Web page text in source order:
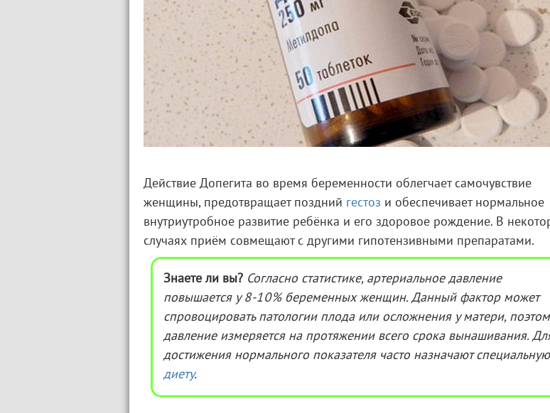
Действие Допегита во время беременности облегчает самочувствие
женщины, предотвращает поздний гестоз и обеспечивает нормальное
внутриутробное развитие ребёнка и его здоровое рождение. В
случаях приём совмещают с другими гипотензивными препаратами.
Знаете ли вы? Согласно статистике, артериальное давление
повышается у 8-10% беременных женщин. Данный фактор может
спровоцировать патологии плода или осложнения у матери,
давление измеряется на протяжении всего срока вынашивания.
достижения нормального показателя часто назначают специальную
диету.